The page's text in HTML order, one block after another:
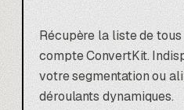
Récupère la liste de
compte ConvertKit.
votre segmentation ou
déroulants dynamiques.